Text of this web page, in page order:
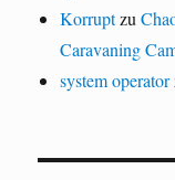
Korruptzu
Caravaning
system operator